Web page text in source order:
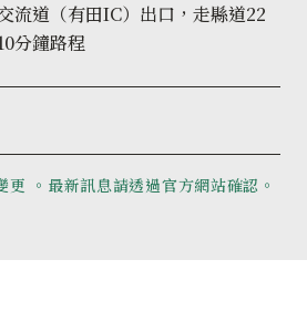
流道（有田IC）出口，走縣道22
分鐘路程
。最新訊息請透過官方網站確認。